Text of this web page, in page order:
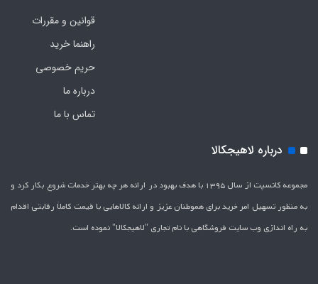
قوانین و مقررات
راهنما خرید
حریم خصوصی
درباره ما
تماس با ما
درباره لاهیجکالا
مجموعه کانسپت از سال 1395 با هدف بهبود در ارائه هر چه بهتر خدمات شروع بکار کرد و
به منظور تسهیل امر خرید برای هموطنان عزیز و ارائه کالاهایی با قیمت کاملاَ رقابتی اقدام
به راه اندازی وب سایت فروشگاهی با نام تجاری "لاهیج­کالا" نموده است.